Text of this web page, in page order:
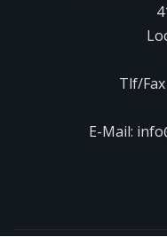
Tlf/
E-Mail: